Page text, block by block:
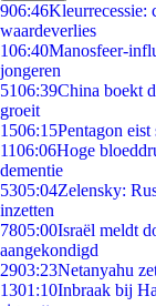
906:46Kleurrecessie:
waardeverlies
106:40Manosfeer-
jongeren
5106:39China boekt
groeit
1506:15Pentagon
1106:06Hoge
dementie
5305:04Zelensky:
inzetten
7805:00Israël meldt
aangekondigd
2903:23Netanyahu
1301:10Inbraak bij